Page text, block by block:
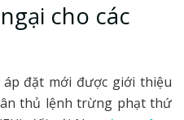
cho các
áp đặt mới được giới thiệu
thủ lệnh trừng phạt thứ